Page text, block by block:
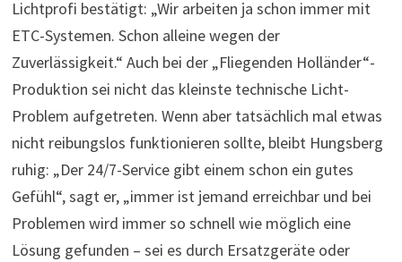
Lichtprofi bestätigt: „Wir arbeiten ja schon immer mit
ETC-Systemen. Schon alleine wegen der
Zuverlässigkeit.“ Auch bei der „Fliegenden Holländer“-
Produktion sei nicht das kleinste technische Licht-
Problem aufgetreten. Wenn aber tatsächlich mal etwas
nicht reibungslos funktionieren sollte, bleibt Hungsberg
ruhig: „Der 24/7-Service gibt einem schon ein gutes
Gefühl“, sagt er, „immer ist jemand erreichbar und bei
Problemen wird immer so schnell wie möglich eine
Lösung gefunden – sei es durch Ersatzgeräte oder